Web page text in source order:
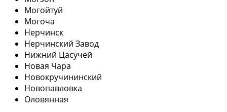
Могойтуй
Могоча
Нерчинск
Нерчинский Завод
Нижний Цасучей
Новая Чара
Новокручининский
Новопавловка
Оловянная